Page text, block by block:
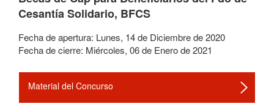
Cesantía Solidario, BFCS
Fecha de apertura: Lunes, 14de Diciembrede2020
Fecha de cierre: Miércoles, 06de Enerode2021
Material del Concurso